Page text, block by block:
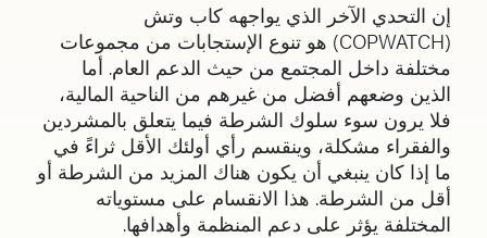
إن التحدي الآخر الذي يواجهه كاب وتش
(COPWATCH) هو تنوع الإستجابات من مجموعات
مختلفة داخل المجتمع من حيث الدعم العام. أما
الذين وضعهم أفضل من غيرهم من الناحية المالية،
فلا يرون سوء سلوك الشرطة فيما يتعلق بالمشردين
والفقراء مشكلة، وينقسم رأي أولئك الأقل ثراءً في
ما إذا كان ينبغي أن يكون هناك المزيد من الشرطة أو
أقل من الشرطة. هذا الانقسام على مستوياته
المختلفة يؤثر على دعم المنظمة وأهدافها.